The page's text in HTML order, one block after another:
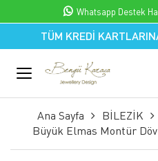
TÜM KREDİ
Whatsapp Destek
Ana Sayfa BİLEZİK
Büyük Elmas Montür